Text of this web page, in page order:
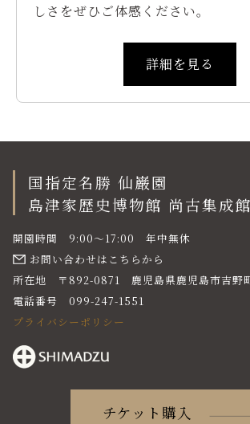
しさをぜひご体感ください。
詳細を見る
国指定名勝 仙巌園
島津家歴史博物館 尚古集成館
開園時間 9:00〜17:00 年中無休
お問い合わせはこちらから
所在地 〒892-0871 鹿児島県鹿児島市吉野
電話番号 099-247-1551
プライバシーポリシー
チケット購入